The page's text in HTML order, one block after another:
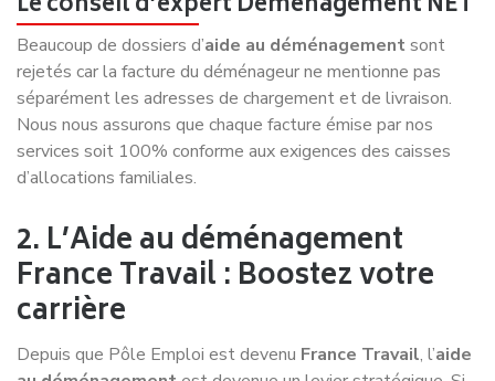
Beaucoup de dossiers d’aide au déménagementsont
rejetés car la facture du déménageur ne mentionne pas
séparément les adresses de chargement et de livraison.
Nous nous assurons que chaque facture émise par nos
services soit 100% conforme aux exigences des caisses
d’allocations familiales.
2. L’Aide au déménagement
France Travail : Boostez votre
carrière
Depuis que Pôle Emploi est devenu France Travail, l’aide